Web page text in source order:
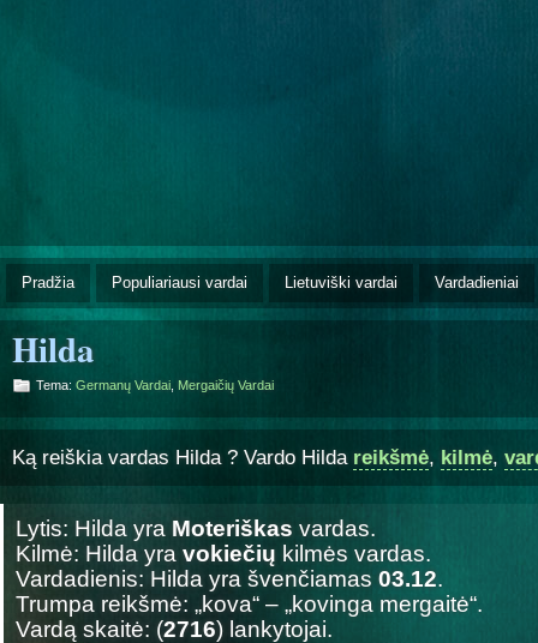
Pradžia Populiariausi vardai Lietuviški vardai Vardadieniai
Hilda
Tema: Germanų Vardai Mergaičių Vardai
Ką reiškia vardas Hilda ? Vardo Hilda reikšmė, kilmė,
Lytis: Hilda yra Moteriškas vardas.
Kilmė: Hilda yra vokiečių kilmės vardas.
Vardadienis: Hilda yra švenčiamas 03.12.
Trumpa reikšmė: „kova“ – „kovinga mergaitė“.
Vardą skaitė: (2716) lankytojai.